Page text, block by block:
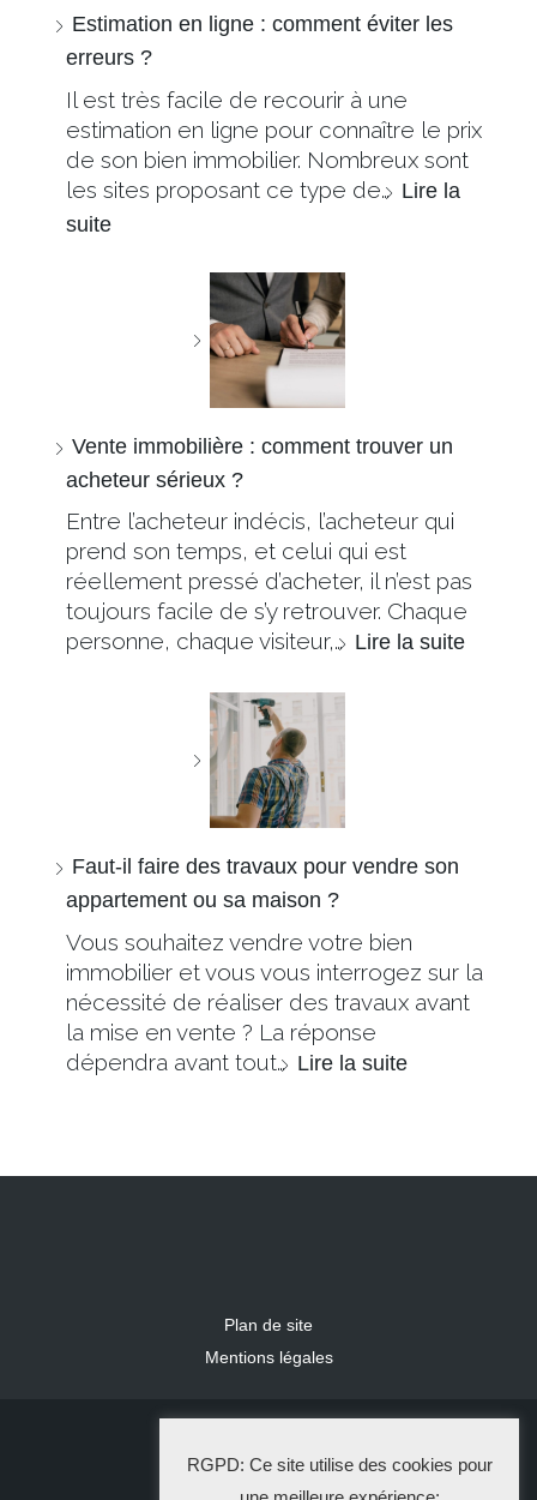
Estimation en ligne : comment éviter les
erreurs ?
Il est très facile de recourir à une
estimation en ligne pour connaître le prix
de son bien immobilier. Nombreux sont
les sites proposant ce type de… Lire la
suite
Vente immobilière : comment trouver un
acheteur sérieux ?
Entre l’acheteur indécis, l’acheteur qui
prend son temps, et celui qui est
réellement pressé d’acheter, il n’est pas
toujours facile de s’y retrouver. Chaque
personne, chaque visiteur,… Lire la suite
Faut-il faire des travaux pour vendre son
appartement ou sa maison ?
Vous souhaitez vendre votre bien
immobilier et vous vous interrogez sur la
nécessité de réaliser des travaux avant
la mise en vente ? La réponse
dépendra avant tout… Lire la suite
Plan de site
Mentions légales
La Solution Immo
RGPD: Ce site utilise des cookies pour